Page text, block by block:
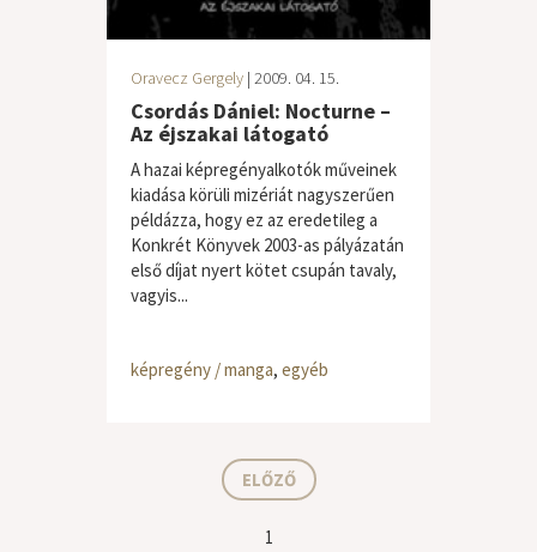
Oravecz Gergely | 2009. 04. 15.
Csordás Dániel: Nocturne –
Az éjszakai látogató
A hazai képregényalkotók műveinek
kiadása körüli mizériát nagyszerűen
példázza, hogy ez az eredetileg a
Konkrét Könyvek 2003-as pályázatán
első díjat nyert kötet csupán tavaly,
vagyis...
képregény / manga, egyéb
ELŐZŐ
1